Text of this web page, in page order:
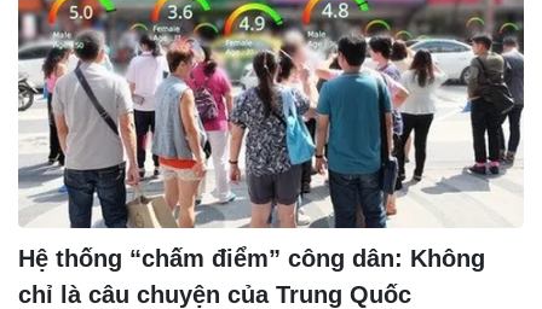
Hệ thống “chấm điểm” công dân: Không
chỉ là câu chuyện của Trung Quốc